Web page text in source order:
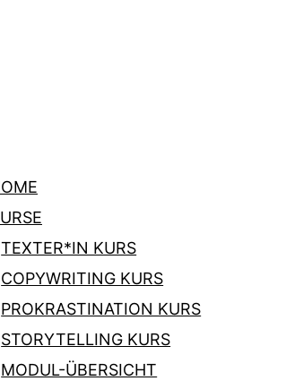
TEXTER*IN KURS
COPYWRITING KURS
PROKRASTINATION KURS
STORYTELLING KURS
MODUL-ÜBERSICHT